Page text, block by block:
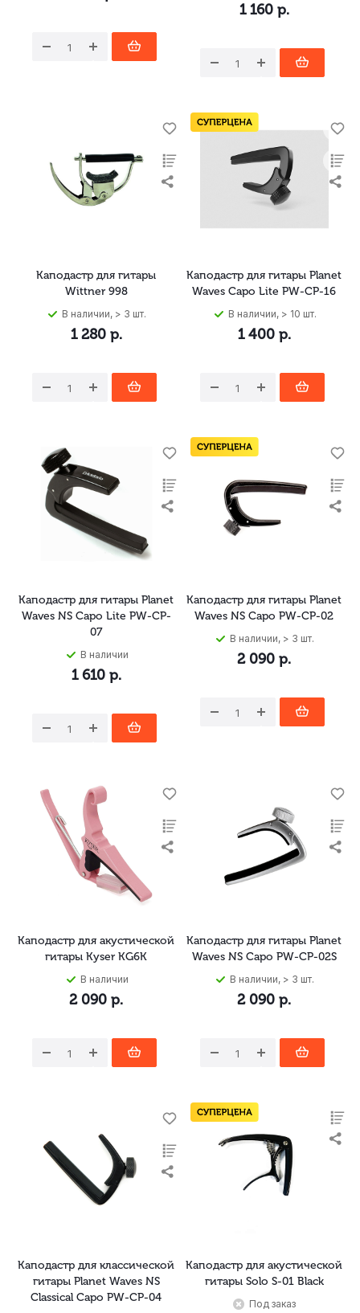
1 160р.
Каподастр для гитары
Wittner 998
В наличии, > 3 шт.
1 280р.
Каподастр для гитары Planet
Waves Capo Lite PW-CP-16
В наличии, > 10 шт.
1 400р.
Каподастр для гитары Planet
Waves NS Capo Lite PW-CP-
07
В наличии
1 610р.
Каподастр для гитары Planet
Waves NS Capo PW-CP-02
В наличии, > 3 шт.
2 090 р.
Каподастр для акустической
гитары Kyser KG6K
В наличии
2 090 р.
Каподастр для гитары Planet
Waves NS Capo PW-CP-02S
В наличии, > 3 шт.
2 090 р.
Каподастр для классической
гитары Planet Waves NS
Classical Capo PW-CP-04
Каподастр для акустической
гитары Solo S-01 Black
Под заказ